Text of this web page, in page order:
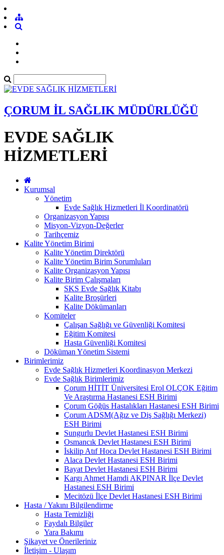
ÇORUM İL SAĞLIK MÜDÜRLÜĞÜ
EVDE SAĞLIK
HİZMETLERİ
Kurumsal
Yönetim
Evde Sağlık Hizmetleri İl Koordinatörü
Organizasyon Yapısı
Misyon-Vizyon-Değerler
Tarihçemiz
Kalite Yönetim Birimi
Kalite Yönetim Direktörü
Kalite Yönetim Birim Sorumluları
Kalite Organizasyon Yapısı
Kalite Birim Çalışmaları
SKS Evde Sağlık Kitabı
Kalite Broşürleri
Kalite Dökümanları
Komiteler
Çalışan Sağlığı ve Güvenliği Komitesi
Eğitim Komitesi
Hasta Güvenliği Komitesi
Döküman Yönetim Sistemi
Birimlerimiz
Evde Sağlık Hizmetleri Koordinasyon Merkezi
Evde Sağlık Birimlerimiz
Çorum HİTİT Üniversitesi Erol OLÇOK Eğitim
Ve Araştırma Hastanesi ESH Birimi
Çorum Göğüs Hastalıkları Hastanesi ESH Birimi
Çorum ADSM(Ağız ve Diş Sağlığı Merkezi)
ESH Birimi
Sungurlu Devlet Hastanesi ESH Birimi
Osmancık Devlet Hastanesi ESH Birimi
İskilip Atıf Hoca Devlet Hastanesi ESH Birimi
Alaca Devlet Hastanesi ESH Birimi
Bayat Devlet Hastanesi ESH Birimi
Kargı Ahmet Hamdi AKPINAR İlçe Devlet
Hastanesi ESH Birimi
Mecitözü İlçe Devlet Hastanesi ESH Birimi
Hasta / Yakını Bilgilendirme
Hasta Temizliği
Faydalı Bilgiler
Yara Bakımı
Şikayet ve Önerileriniz
İletişim - Ulaşım